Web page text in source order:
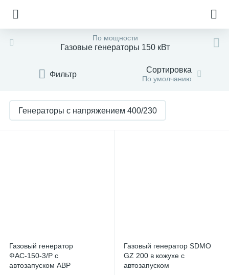
По мощности
Газовые генераторы 150 кВт
Фильтр Сортировка
По умолчанию
Генераторы с напряжением 400/230
Газовый генератор
ФАС-150-3/Р с
автозапуском АВР
Газовый генератор SDMO
GZ 200 в кожухе с
автозапуском